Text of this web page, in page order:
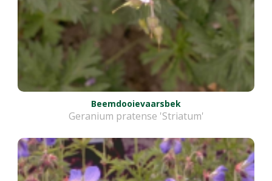
Beemdooievaarsbek
Geranium pratense 'Striatum'